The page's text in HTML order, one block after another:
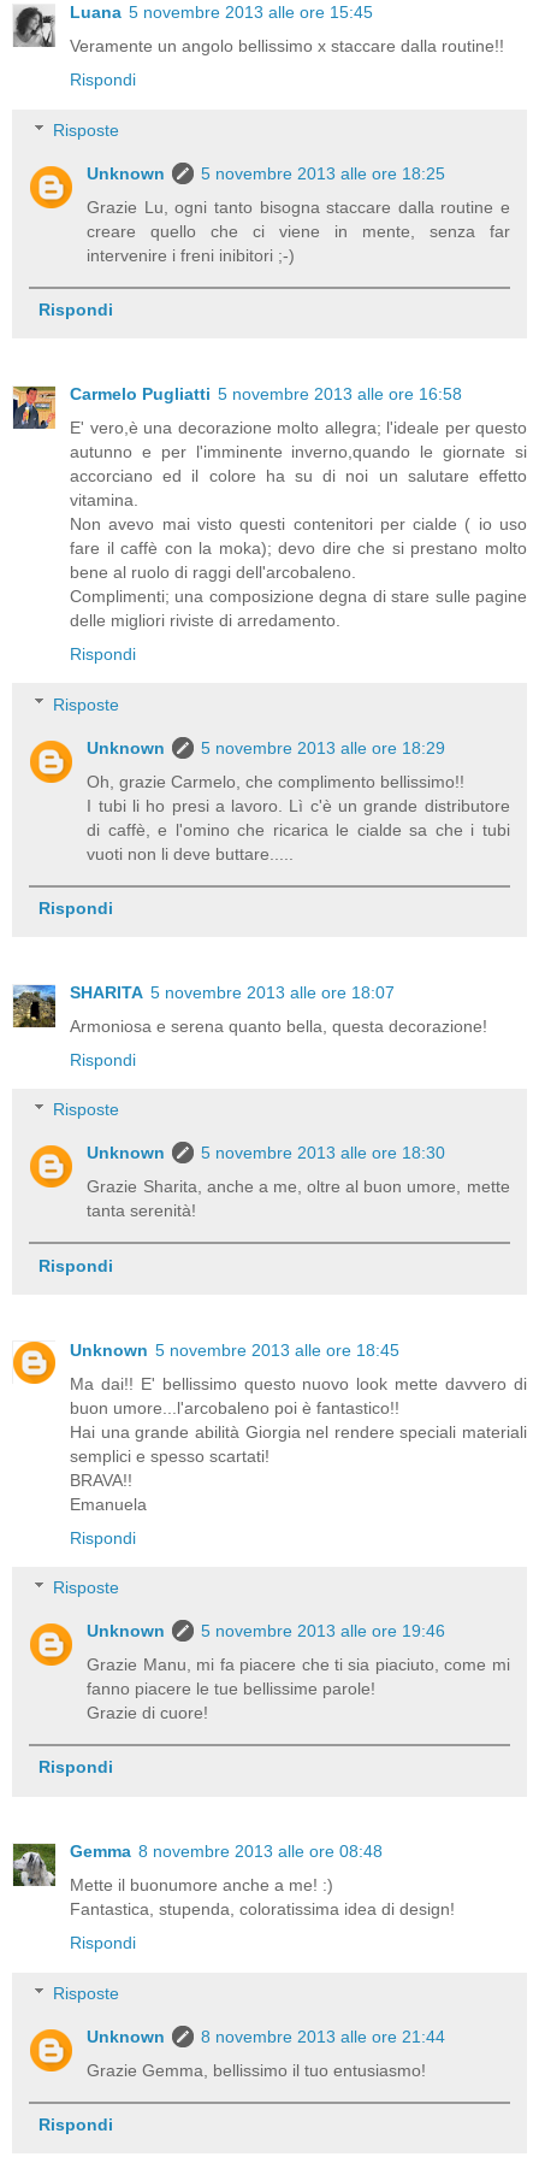
Luana 5 novembre 2013 alle ore 15:45
Veramente un angolo bellissimo x staccare dalla routine!!
Rispondi
Risposte
Unknown
5 novembre 2013 alle ore 18:25
Grazie Lu, ogni tanto bisogna staccare dalla routine e
creare quello che ci viene in mente, senza far
intervenire i freni inibitori ;-)
Rispondi
Carmelo Pugliatti 5 novembre 2013 alle ore 16:58
E' vero,è una decorazione molto allegra; l'ideale per questo
autunno e per l'imminente inverno,quando le giornate si
accorciano ed il colore ha su di noi un salutare effetto
vitamina.
Non avevo mai visto questi contenitori per cialde ( io uso
fare il caffè con la moka); devo dire che si prestano molto
bene al ruolo di raggi dell'arcobaleno.
Complimenti; una composizione degna di stare sulle pagine
delle migliori riviste di arredamento.
Rispondi
Risposte
Unknown
5 novembre 2013 alle ore 18:29
Oh, grazie Carmelo, che complimento bellissimo!!
I tubi li ho presi a lavoro. Lì c'è un grande distributore
di caffè, e l'omino che ricarica le cialde sa che i tubi
vuoti non li deve buttare.....
Rispondi
SHARITA 5 novembre 2013 alle ore 18:07
Armoniosa e serena quanto bella, questa decorazione!
Rispondi
Risposte
Unknown
5 novembre 2013 alle ore 18:30
Grazie Sharita, anche a me, oltre al buon umore, mette
tanta serenità!
Rispondi
Unknown 5 novembre 2013 alle ore 18:45
Ma dai!! E' bellissimo questo nuovo look mette davvero di
buon umore...l'arcobaleno poi è fantastico!!
Hai una grande abilità Giorgia nel rendere speciali materiali
semplici e spesso scartati!
BRAVA!!
Emanuela
Rispondi
Risposte
Unknown
5 novembre 2013 alle ore 19:46
Grazie Manu, mi fa piacere che ti sia piaciuto, come mi
fanno piacere le tue bellissime parole!
Grazie di cuore!
Rispondi
Gemma 8 novembre 2013 alle ore 08:48
Mette il buonumore anche a me! :)
Fantastica, stupenda, coloratissima idea di design!
Rispondi
Risposte
Unknown
8 novembre 2013 alle ore 21:44
Grazie Gemma, bellissimo il tuo entusiasmo!
Rispondi